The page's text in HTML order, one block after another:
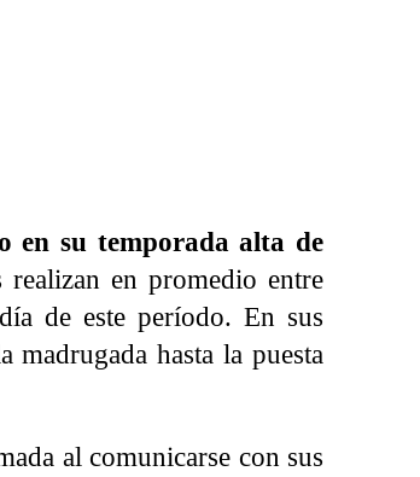
en su temporada alta de
en promedio entre
de este período. En sus
madrugada hasta la puesta
al comunicarse con sus